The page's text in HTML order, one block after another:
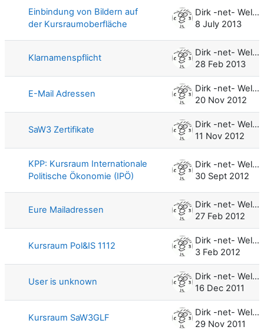
Einbindung von Bildern auf
der Kursraumoberfläche
Dirk -net- Weller
8 July 2013
Klarnamenspflicht
Dirk -net- Weller
28 Feb 2013
E-Mail Adressen
Dirk -net- Weller
20 Nov 2012
SaW3 Zertifikate
Dirk -net- Weller
11 Nov 2012
KPP: Kursraum Internationale
Politische Ökonomie (IPÖ)
Dirk -net- Weller
30 Sept 2012
Eure Mailadressen
Dirk -net- Weller
27 Feb 2012
Kursraum Pol&IS 1112
Dirk -net- Weller
3 Feb 2012
User is unknown
Dirk -net- Weller
16 Dec 2011
Kursraum SaW3GLF
Dirk -net- Weller
29 Nov 2011